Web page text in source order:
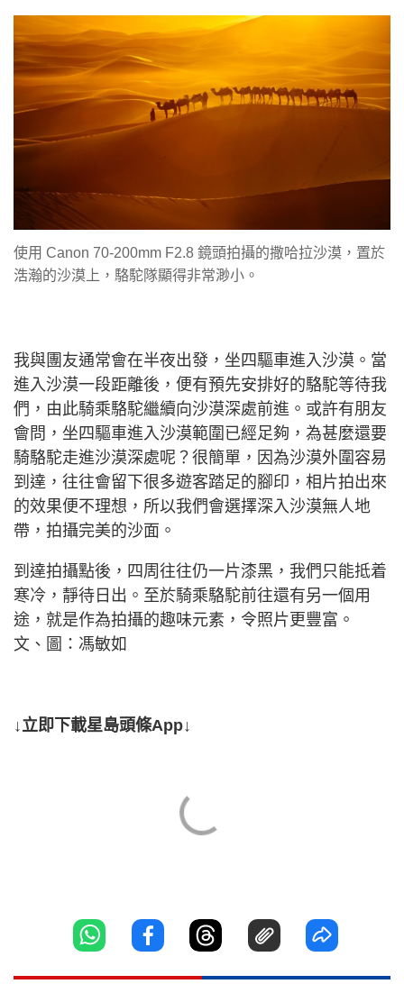
使用 Canon 70-200mm F2.8 鏡頭拍攝的撒哈拉沙漠，置於
浩瀚的沙漠上，駱駝隊顯得非常渺小。
我與團友通常會在半夜出發，坐四驅車進入沙漠。當
進入沙漠一段距離後，便有預先安排好的駱駝等待我
們，由此騎乘駱駝繼續向沙漠深處前進。或許有朋友
會問，坐四驅車進入沙漠範圍已經足夠，為甚麼還要
騎駱駝走進沙漠深處呢？很簡單，因為沙漠外圍容易
到達，往往會留下很多遊客踏足的腳印，相片拍出來
的效果便不理想，所以我們會選擇深入沙漠無人地
帶，拍攝完美的沙面。
到達拍攝點後，四周往往仍一片漆黑，我們只能抵着
寒冷，靜待日出。至於騎乘駱駝前往還有另一個用
途，就是作為拍攝的趣味元素，令照片更豐富。
文、圖：馮敏如
↓立即下載星島頭條App↓